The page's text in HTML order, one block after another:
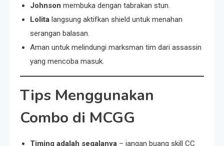
Johnson membuka dengan tabrakan stun.
Lolita langsung aktifkan shield untuk menahan
serangan balasan.
Aman untuk melindungi marksman tim dari assassin
yang mencoba masuk.
Tips Menggunakan
Combo di MCGG
Timing adalah segalanya – jangan buang skill CC